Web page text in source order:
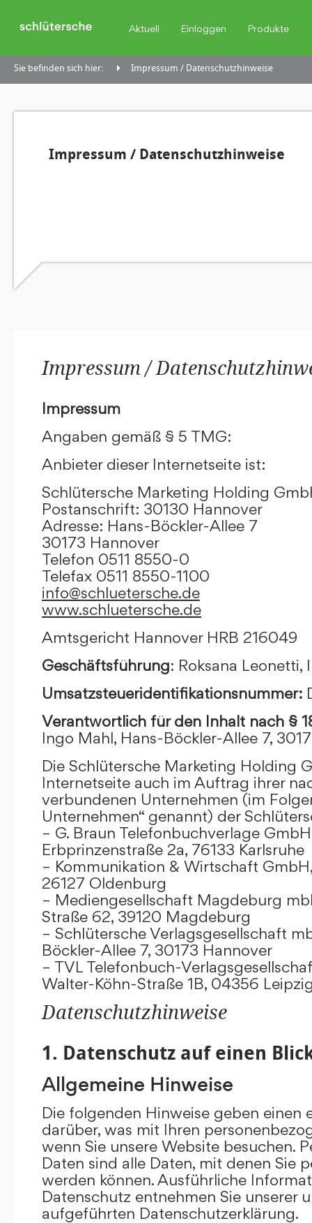
Aktuell Einloggen Produkte
Sie befinden sich hier: Impressum / Datenschutzhinweise
Impressum / Datenschutzhinweise
Impressum /
Impressum
Angaben gemäß § 5 TMG:
Anbieter dieser Internetseite ist:
Schlütersche Marketing Holding
Postanschrift: 30130 Hannover
Adresse: Hans-Böckler-Allee 7
30173 Hannover
Telefon 0511 8550-0
Telefax 0511 8550-1100
info@schluetersche.de
www.schluetersche.de
Amtsgericht Hannover HRB 216049
Geschäftsführung: Roksana Leonetti,
Umsatzsteueridentifikationsnummer:
Verantwortlich für den Inhalt nach §
Ingo Mahl, Hans-Böckler-Allee 7,
Die Schlütersche Marketing Holding
Internetseite auch im Auftrag ihrer
verbundenen Unternehmen (im
Unternehmen“ genannt) der
– G. Braun Telefonbuchverlage GmbH
Erbprinzenstraße 2a, 76133 Karlsruhe
– Kommunikation & Wirtschaft
26127 Oldenburg
– Mediengesellschaft Magdeburg
Straße 62, 39120 Magdeburg
– Schlütersche Verlagsgesellschaft
Böckler-Allee 7, 30173 Hannover
– TVL Telefonbuch-
Walter-Köhn-Straße 1B, 04356
Datenschutzhinweise
1. Datenschutz auf einen
Allgemeine Hinweise
Die folgenden Hinweise geben einen
darüber, was mit Ihren
wenn Sie unsere Website besuchen.
Daten sind alle Daten, mit denen Sie
werden können. Ausführliche
Datenschutz entnehmen Sie unserer
aufgeführten Datenschutzerklärung.